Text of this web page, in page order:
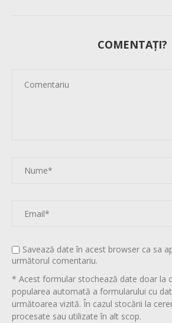
COMENTAȚI?
Savează date în acest browser ca sa
următorul comentariu.
* Acest formular stochează date doar la
popularea automată a formularului cu
următoarea vizită. În cazul stocării la
procesate sau utilizate în alt scop.